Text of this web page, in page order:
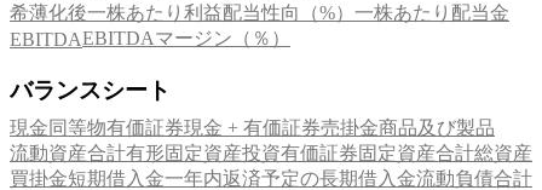
希薄化後一株あたり利益配当性向（%） 一株あたり配当金
EBITDAEBITDAマージン（％）
バランスシート
現金同等物有価証券現金 + 有価証券売掛金商品及び製品
流動資産合計有形固定資産投資有価証券固定資産合計総資産
買掛金短期借入金一年内返済予定の長期借入金流動負債合計